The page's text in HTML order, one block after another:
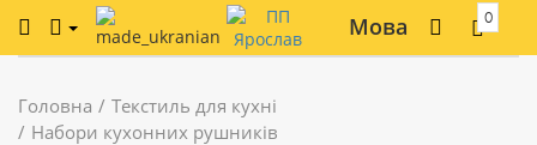
Мова 0
Головна
Текстиль для кухні
Набори кухонних рушників